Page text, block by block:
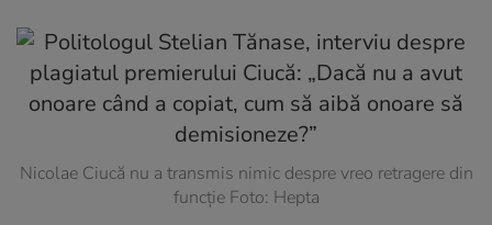
Nicolae Ciucă nu a transmis nimic despre vreo retragere din
funcție Foto: Hepta